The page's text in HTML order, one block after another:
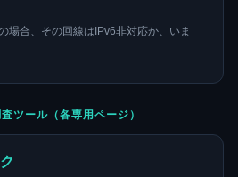
場合、その回線はIPv6非対応か、いま
ツール（各専用ページ）